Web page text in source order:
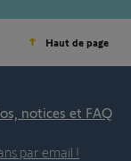
Haut de page
notices et FAQ
par email !